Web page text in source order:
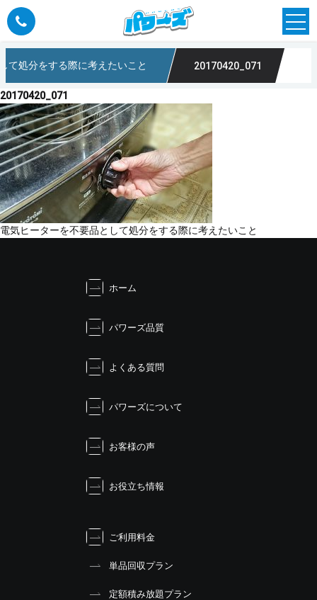
て処分をする際に考えたいこと 20170420_071
20170420_071
投
電気ヒーターを不要品として処分をする際に考えたいこと
ホーム
パワーズ品質
よくある質問
パワーズについて
お客様の声
お役立ち情報
ご利用料金
単品回収プラン
定額積み放題プラン